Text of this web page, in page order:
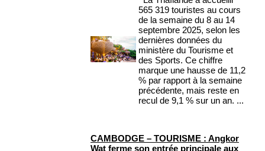
565 319 touristes au cours
de la semaine du 8 au 14
septembre 2025, selon les
dernières données du
ministère du Tourisme et
des Sports. Ce chiffre
marque une hausse de 11,2
% par rapport à la semaine
précédente, mais reste en
recul de 9,1 % sur un an. ...
CAMBODGE – TOURISME : Angkor
Wat ferme son entrée principale aux